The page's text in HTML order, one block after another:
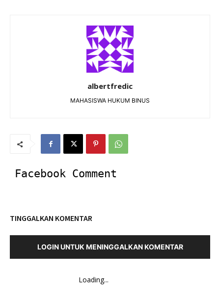
albertfredic
MAHASISWA HUKUM BINUS
Facebook Comment
TINGGALKAN KOMENTAR
LOGIN UNTUK MENINGGALKAN KOMENTAR
Loading...